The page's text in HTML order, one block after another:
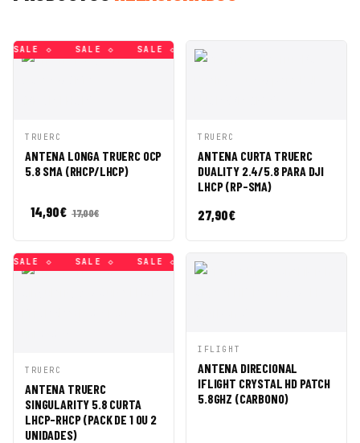
SALE ◇ SALE ◇ SALE ◇ SALE ◇
VISTA
RÁPIDA
CESTA
TRUERC
ANTENA LONGA TRUERC OCP
5.8 SMA (RHCP/LHCP)
14,90€ 17,00€
VISTA
RÁPIDA
CESTA
TRUERC
ANTENA CURTA TRUERC
DUALITY 2.4/5.8 PARA DJI
LHCP (RP-SMA)
27,90€
SALE ◇ SALE ◇ SALE ◇ SALE ◇
VISTA
RÁPIDA
CESTA
TRUERC
ANTENA TRUERC
SINGULARITY 5.8 CURTA
LHCP-RHCP (PACK DE 1 OU 2
UNIDADES)
VISTA
RÁPIDA
CESTA
IFLIGHT
ANTENA DIRECIONAL
IFLIGHT CRYSTAL HD PATCH
5.8GHZ (CARBONO)